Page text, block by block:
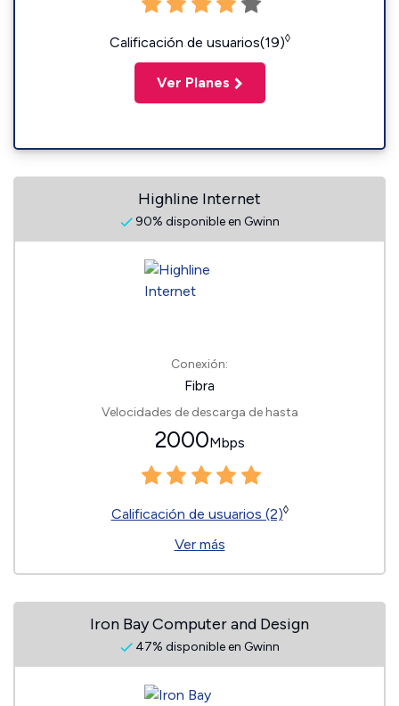
Calificación de usuarios(19)◊
Ver Planes
Highline Internet
90% disponible en Gwinn
Conexión:
Fibra
Velocidades de descarga de hasta
2000Mbps
Calificación de usuarios (2)◊
Ver más
Iron Bay Computer and Design
47% disponible en Gwinn